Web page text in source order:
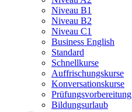
Niveau B1
Niveau B2
Niveau C1
Business English
Standard
Schnellkurse
Auffrischungskurse
Konversationskurse
Prüfungsvorbereitung
Bildungsurlaub